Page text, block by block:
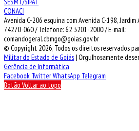
SESMT/SIPAT
CONACI
Avenida C-206 esquina com Avenida C-198, Jardim
74270-060 / Telefone: 62 3201-2000 / E-mail:
comandogeral.cbmgo@goias.gov.br
© Copyright 2026, Todos os direitos reservados
Militar do Estado de Goiás| Orgulhosamente
Gerência de Informática
Facebook TwitterWhatsApp Telegram
Botão Voltar ao topo